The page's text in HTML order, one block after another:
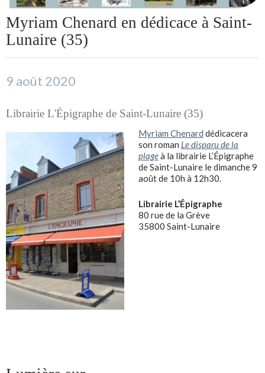
Myriam Chenard en dédicace à Saint-
Lunaire (35)
9 août 2020
Librairie L'Épigraphe de Saint-Lunaire (35)
Myriam Chenard dédicacera
son roman Le disparu de la
plageà la librairie L’Épigraphe
de Saint-Lunaire le dimanche 9
août de 10h à 12h30.
Librairie L’Épigraphe
80 rue de la Grève
35800 Saint-Lunaire